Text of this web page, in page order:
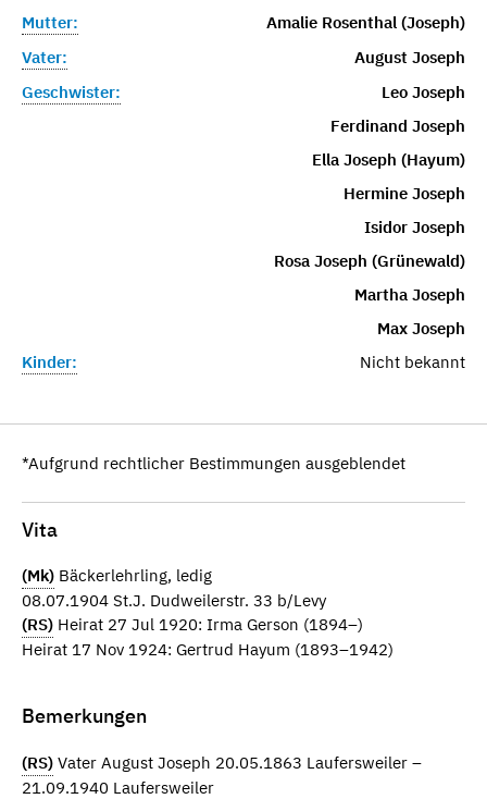
Mutter:
Amalie Rosenthal (Joseph)
Vater:
August Joseph
Geschwister:
Leo Joseph
Ferdinand Joseph
Ella Joseph (Hayum)
Hermine Joseph
Isidor Joseph
Rosa Joseph (Grünewald)
Martha Joseph
Max Joseph
Kinder:
Nicht bekannt
*Aufgrund rechtlicher Bestimmungen ausgeblendet
Vita
(Mk) Bäckerlehrling, ledig
08.07.1904 St.J. Dudweilerstr. 33 b/Levy
(RS) Heirat 27 Jul 1920: Irma Gerson (1894–)
Heirat 17 Nov 1924: Gertrud Hayum (1893–1942)
Bemerkungen
(RS) Vater August Joseph 20.05.1863 Laufersweiler –
21.09.1940 Laufersweiler